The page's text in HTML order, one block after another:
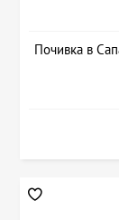
Почивка в